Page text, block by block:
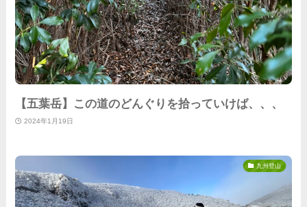
【五葉岳】この道のどんぐりを拾っていけば、、、
2024年1月19日
九州登山